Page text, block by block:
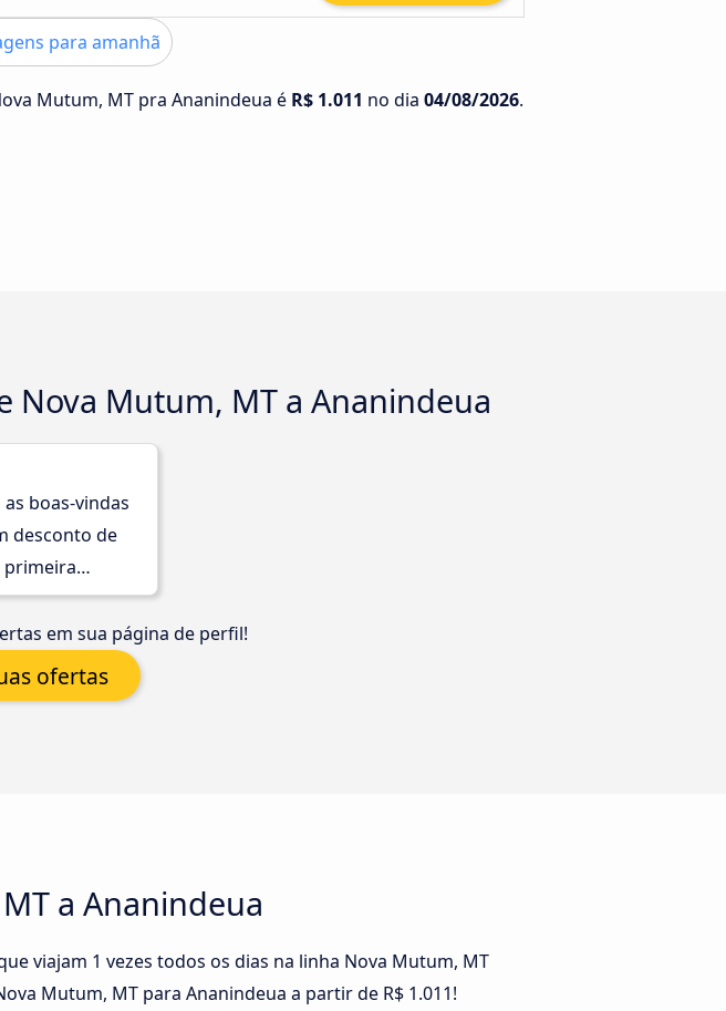
para amanhã
Mutum, MT pra Ananindeua é R$ 1.011 no dia 04/08/2026.
Nova Mutum, MT a Ananindeua
as boas-vindas
desconto de
primeira
em sua página de perfil!
ofertas
a Ananindeua
viajam 1 vezes todos os dias na linha Nova Mutum, MT
Mutum, MT para Ananindeua a partir de R$ 1.011!